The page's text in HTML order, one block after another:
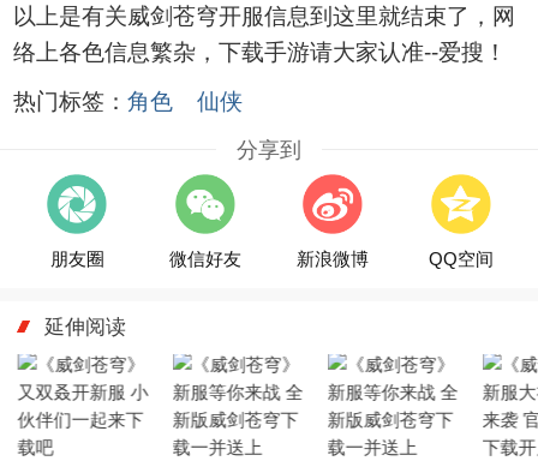
以上是有关威剑苍穹开服信息到这里就结束了，网
络上各色信息繁杂，下载手游请大家认准--爱搜！
热门标签：角色 仙侠
分享到
朋友圈 微信好友 新浪微博 QQ空间
延伸阅读